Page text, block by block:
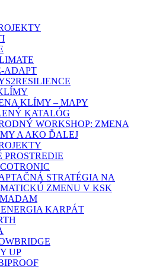
ADAPT
KLÍMY – MAPY
KATALÓG
WORKSHOP: ZMENA
A AKO ĎALEJ
PROSTREDIE
STRATÉGIA NA
ZMENU V KSK
KARPÁT
UP